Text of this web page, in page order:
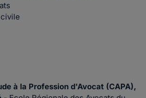
à la Profession d'Avocat (CAPA),